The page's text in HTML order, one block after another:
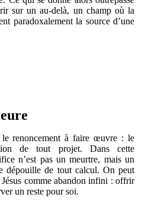
sur un au-delà, un champ où la
paradoxalement la source d’une
renoncement à faire œuvre : le
de tout projet. Dans cette
n’est pas un meurtre, mais un
dépouille de tout calcul. On peut
comme abandon infini : offrir
un reste pour soi.